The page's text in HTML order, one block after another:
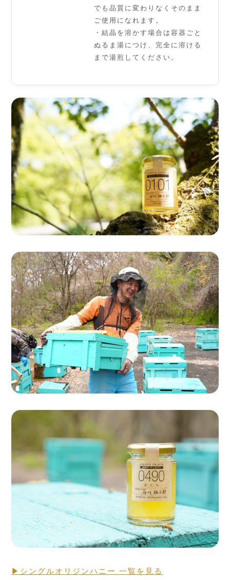
でも品質に変わりなくそのまま
ご使用になれます。
・結晶を溶かす場合は容器ごと
ぬるま湯につけ、完全に溶ける
まで湯煎してください。
Single Origin Pure Honey
シングルオリジンハニー
とは
ハニーハンターが
買い付けした「新蜜」
RAW HONEY STORY
▶シングルオリジンハニー 一覧を見る